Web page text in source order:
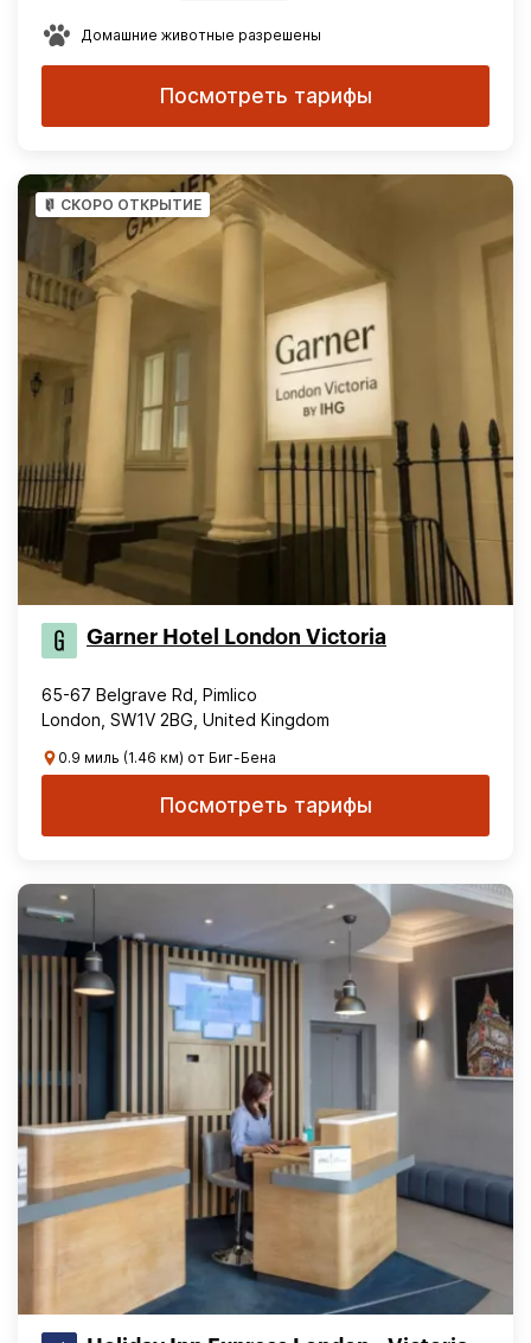
Домашние животные разрешены
Посмотреть тарифы
СКОРО ОТКРЫТИЕ
Garner Hotel London Victoria
65-67 Belgrave Rd, Pimlico
London, SW1V 2BG, United Kingdom
0.9 миль (1.46 км) от Биг-Бена
Посмотреть тарифы